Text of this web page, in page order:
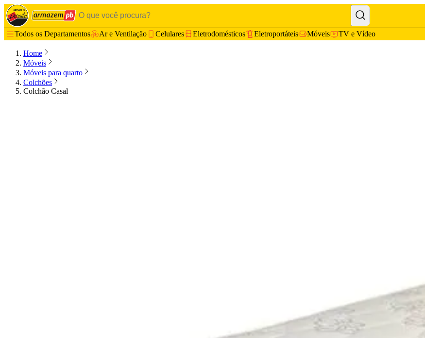
Todos os Departamentos Ar e Ventilação Celulares Eletrodomésticos Eletroportáteis Móveis TV e Vídeo
Home
Móveis
Móveis para quarto
Colchões
Colchão Casal